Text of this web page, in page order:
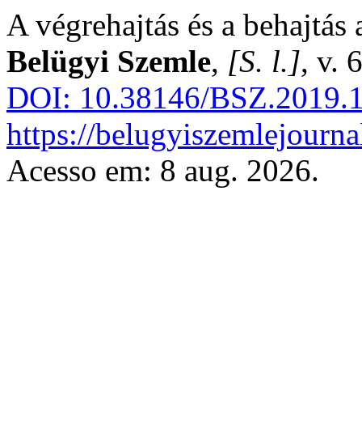
A végrehajtás és a
Belügyi Szemle, [S. l.], v.
DOI: 10.38146/
https://
Acesso em: 8 aug. 2026.